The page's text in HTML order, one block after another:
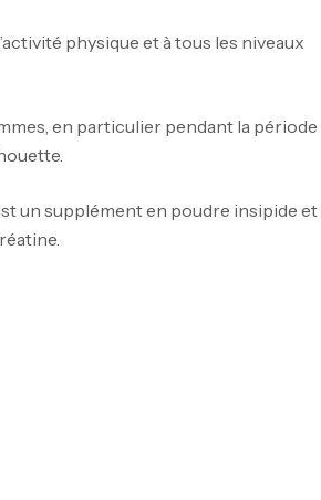
physique et à tous les niveaux
en particulier pendant la période
un supplément en poudre insipide et